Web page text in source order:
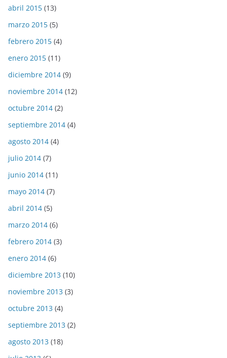
abril 2015 (13)
marzo 2015 (5)
febrero 2015 (4)
enero 2015 (11)
diciembre 2014 (9)
noviembre 2014 (12)
octubre 2014 (2)
septiembre 2014 (4)
agosto 2014 (4)
julio 2014 (7)
junio 2014 (11)
mayo 2014 (7)
abril 2014 (5)
marzo 2014 (6)
febrero 2014 (3)
enero 2014 (6)
diciembre 2013 (10)
noviembre 2013 (3)
octubre 2013 (4)
septiembre 2013 (2)
agosto 2013 (18)